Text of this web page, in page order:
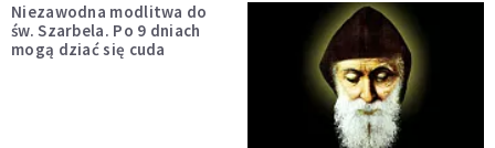
Niezawodna modlitwa do
św. Szarbela. Po 9 dniach
mogą dziać się cuda